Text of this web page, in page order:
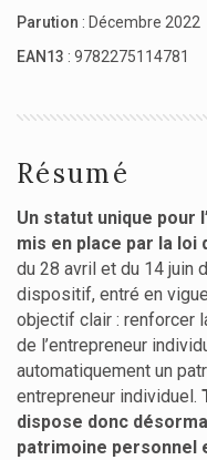
Parution : Décembre 2022
EAN13 : 9782275114781
Résumé
Un statut unique pour
mis en place par la loi
du 28 avril et du 14 juin
dispositif, entré en
objectif clair : renforcer
de l’entrepreneur
automatiquement un
entrepreneur individuel.
dispose donc
patrimoine personnel